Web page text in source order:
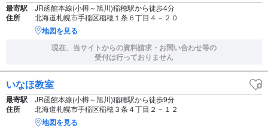
最寄駅 JR函館本線(小樽～旭川)稲穂駅から徒歩4分
住所 北海道札幌市手稲区稲穂１条６丁目４－２０
地図を見る
現在、当サイトからの資料請求・お問い合わせ等の
受付は行っておりません
いなほ教室
最寄駅 JR函館本線(小樽～旭川)稲穂駅から徒歩9分
住所 北海道札幌市手稲区稲穂３条４丁目２－１２
地図を見る